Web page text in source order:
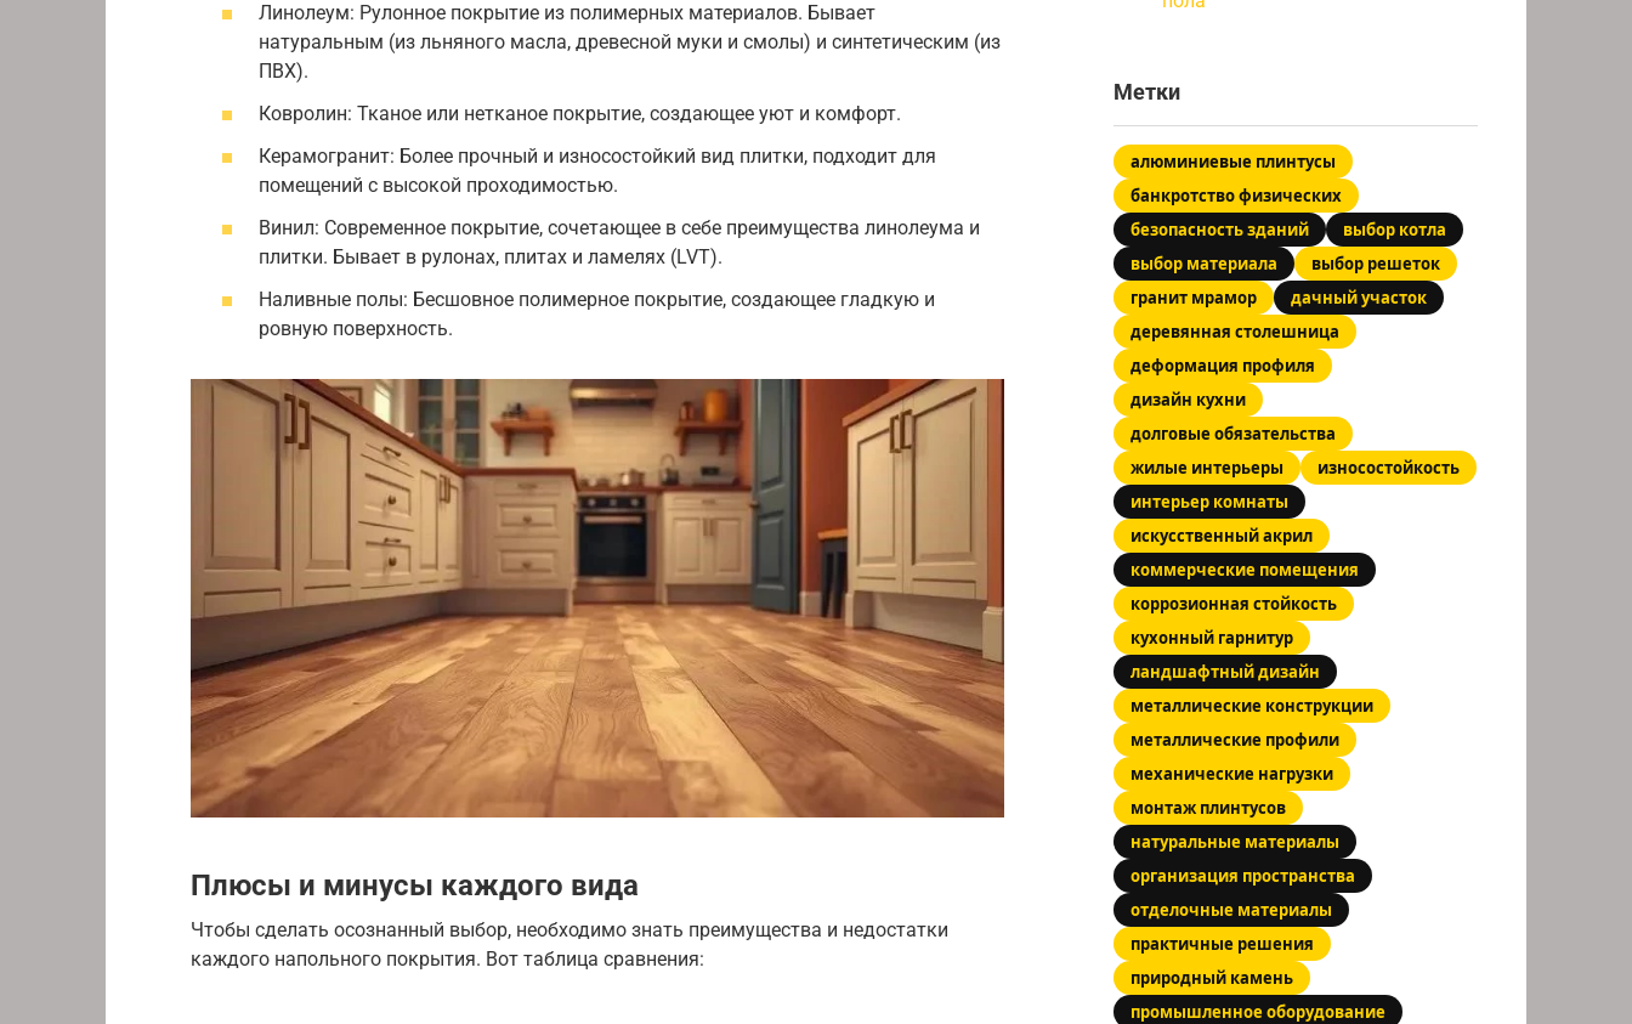
Линолеум: Рулонное покрытие из полимерных материалов. Бывает
натуральным (из льняного масла, древесной муки и смолы) и синтетическим (из
ПВХ).
Ковролин: Тканое или нетканое покрытие, создающее уют и комфорт.
Керамогранит: Более прочный и износостойкий вид плитки, подходит для
помещений с высокой проходимостью.
Винил: Современное покрытие, сочетающее в себе преимущества линолеума и
плитки. Бывает в рулонах, плитах и ламелях (LVT).
Наливные полы: Бесшовное полимерное покрытие, создающее гладкую и
ровную поверхность.
Плюсы и минусы каждого вида
Чтобы сделать осознанный выбор, необходимо знать преимущества и недостатки
каждого напольного покрытия. Вот таблица сравнения:
Метки
алюминиевые плинтусы
банкротство физических
безопасность зданий
выбор котла
выбор материала
выбор решеток
гранит мрамор
дачный участок
деревянная столешница
деформация профиля
дизайн кухни
долговые обязательства
жилые интерьеры
износостойкость
интерьер комнаты
искусственный акрил
коммерческие помещения
коррозионная стойкость
кухонный гарнитур
ландшафтный дизайн
металлические конструкции
металлические профили
механические нагрузки
монтаж плинтусов
натуральные материалы
организация пространства
отделочные материалы
практичные решения
природный камень
промышленное оборудование